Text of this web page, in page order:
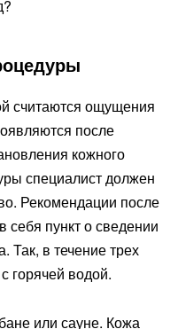
считаются ощущения
после
кожного
специалист должен
Рекомендации после
себя пункт о сведении
в течение трех
горячей водой.
или сауне. Кожа